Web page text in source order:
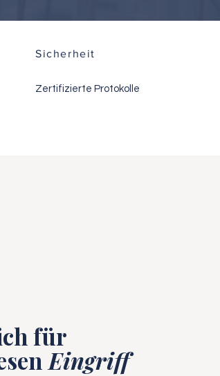
Sicherheit
Zertifizierte Protokolle
für
Eingriff